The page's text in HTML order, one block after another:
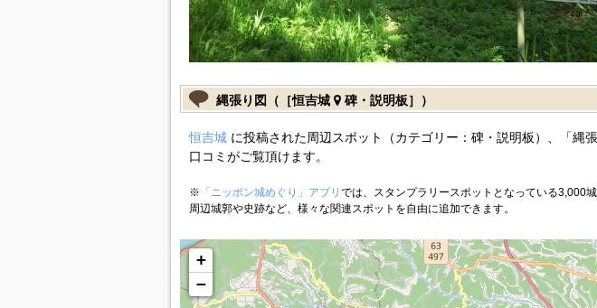
縄張り図（［恒吉城 碑・説明板］）
恒吉城に投稿された周辺スポット（カテゴリー：碑・説明板）、「縄
口コミがご覧頂けます。
※ 「ニッポン城めぐり」アプリ では、スタンプラリースポットとなっている3,000城
周辺城郭や史跡など、様々な関連スポットを自由に追加できます。
+
−